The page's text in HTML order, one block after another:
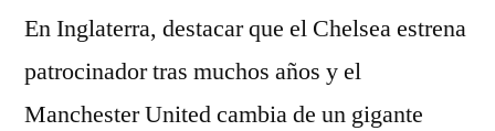
En Inglaterra, destacar que el Chelsea estrena
patrocinador tras muchos años y el
Manchester United cambia de un gigante